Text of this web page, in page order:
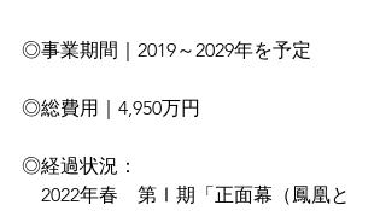
◎事業期間｜2019～2029年を予定
◎総費用｜4,950万円
◎経過状況：
2022年春　第Ⅰ期「正面幕（鳳凰と